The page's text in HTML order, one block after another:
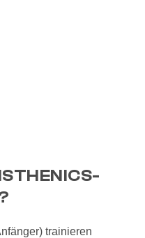
trainieren